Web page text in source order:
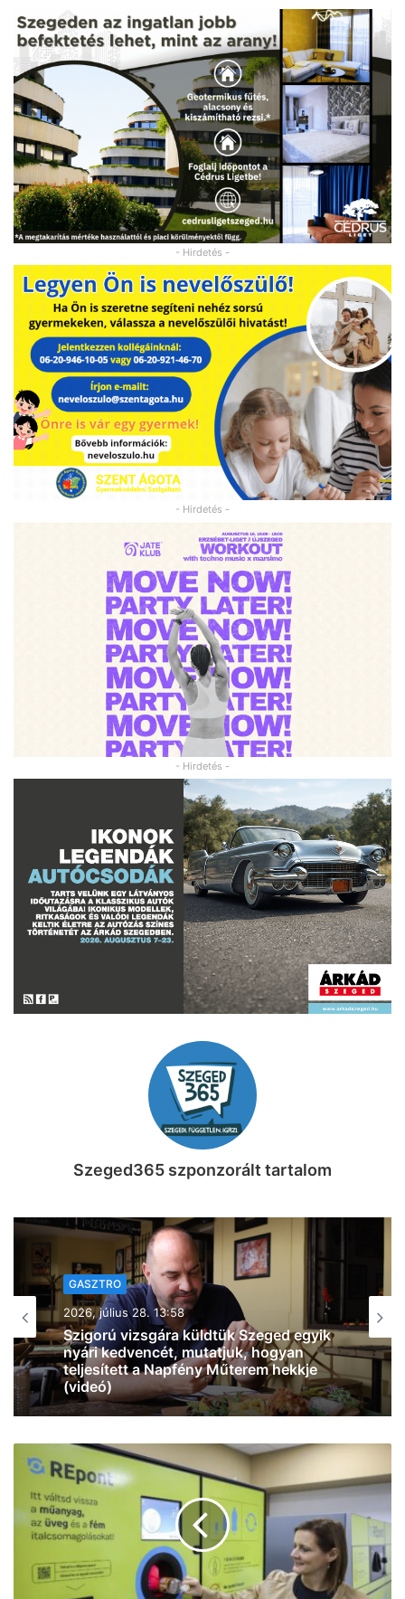
- Hirdetés -
- Hirdetés -
- Hirdetés -
Szeged365 szponzorált tartalom
GASZTRO
2026, július 27. 07:30
Így éld túl a rekordhőséget: 499 Ft-ért
adja a fagyit a Reök Cukrászda!
GASZTRO
2026, július 22. 14:53
hideg Pilsner a Napfény Műterem
teraszán?